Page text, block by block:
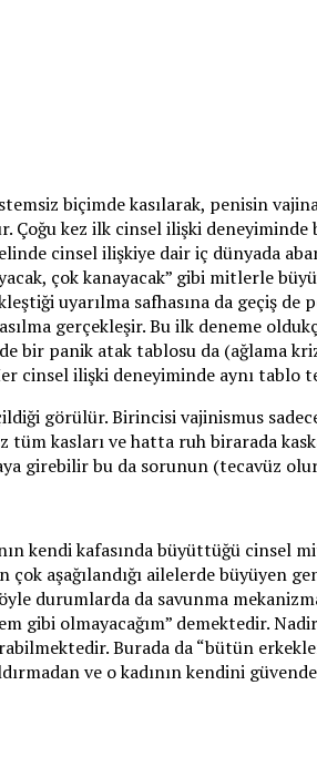
biçimde kasılarak, penisin
Çoğu kez ilk cinsel ilişki
cinsel ilişkiye dair iç dünyada
çok kanayacak” gibi mitlerle
uyarılma safhasına da geçiş
gerçekleşir. Bu ilk deneme
panik atak tablosu da (ağlama
cinsel ilişki deneyiminde aynı tablo
görülür. Birincisi vajinismus
kasları ve hatta ruh birarada
girebilir bu da sorunun (tecavüz
kendi kafasında büyüttüğü
aşağılandığı ailelerde büyüyen
durumlarda da savunma
gibi olmayacağım” demektedir.
Burada da “bütün
ve o kadının kendini